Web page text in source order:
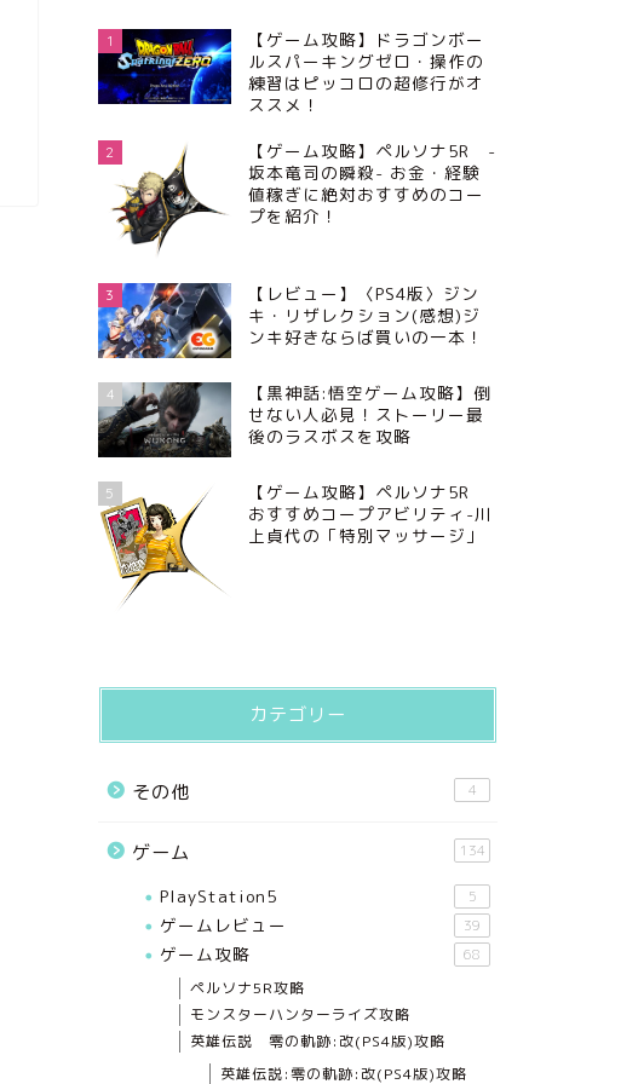
1
【ゲーム攻略】ドラゴンボー
ルスパーキングゼロ・操作の
練習はピッコロの超修行がオ
ススメ！
2
【ゲーム攻略】ペルソナ5R -
坂本竜司の瞬殺- お金・経験
値稼ぎに絶対おすすめのコー
プを紹介！
3
【レビュー】〈PS4版〉ジン
キ・リザレクション(感想)ジ
ンキ好きならば買いの一本！
4
【黒神話:悟空ゲーム攻略】倒
せない人必見！ストーリー最
後のラスボスを攻略
5
【ゲーム攻略】ペルソナ5R
おすすめコープアビリティ-川
上貞代の「特別マッサージ」
カテゴリー
その他 4
ゲーム 134
PlayStation5 5
ゲームレビュー 39
ゲーム攻略 68
ペルソナ5R攻略
モンスターハンターライズ攻略
英雄伝説 零の軌跡:改(PS4版)攻略
英雄伝説:零の軌跡:改(PS4版)攻略